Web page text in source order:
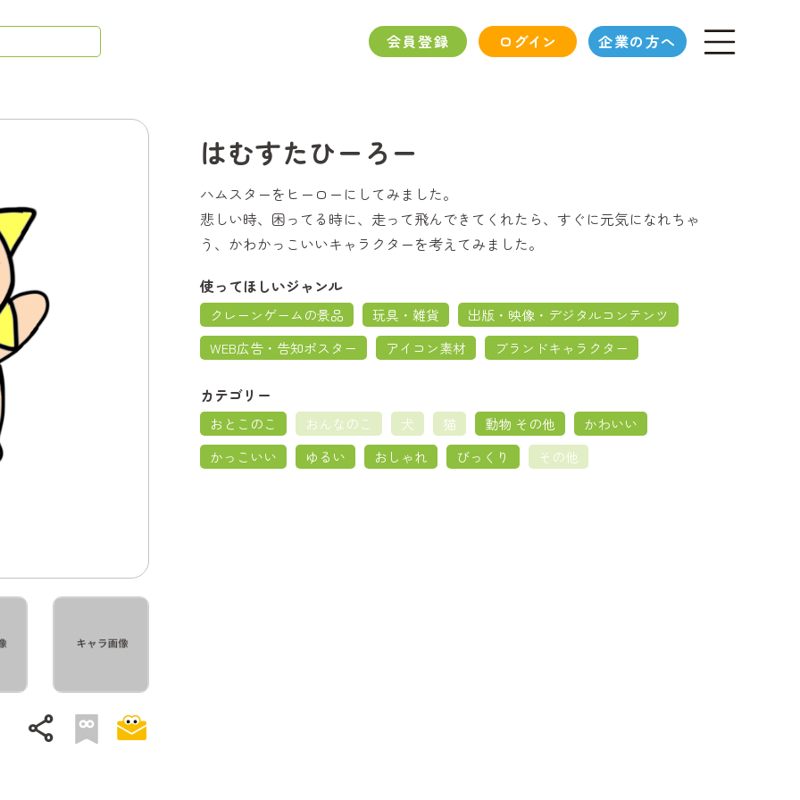
会員登録 ログイン 企業の方へ
share
はむすたひーろー
ハムスターをヒーローにしてみました。
悲しい時、困ってる時に、走って飛んできてくれたら、すぐに元気になれちゃ
う、かわかっこいいキャラクターを考えてみました。
使ってほしいジャンル
クレーンゲームの景品 玩具・雑貨
出版・映像・デジタルコンテンツ
WEB広告・告知ポスター
アイコン素材 ブランドキャラクター
カテゴリー
おとこのこ おんなのこ 犬 猫 動物 その他
かわいい
かっこいい
ゆるい おしゃれ びっくり その他